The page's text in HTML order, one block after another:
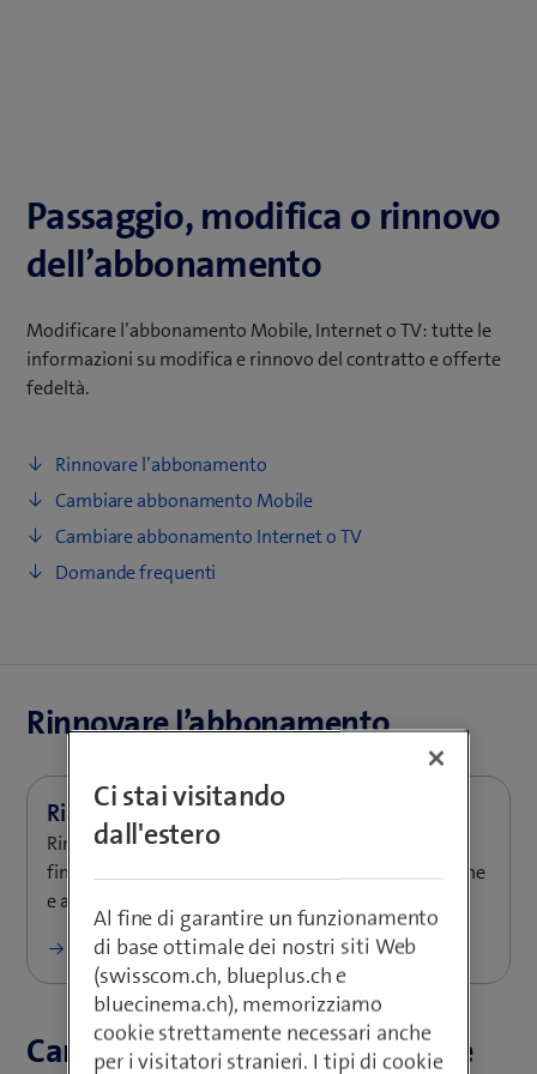
Passaggio, modifica o rinnovo
dell’abbonamento
Modificare l’abbonamento Mobile, Internet o TV: tutte le
informazioni su modifica e rinnovo del contratto e offerte
fedeltà.
Rinnovare l’abbonamento
Cambiare abbonamento Mobile
Cambiare abbonamento Internet o TV
Domande frequenti
Rinnovare l’abbonamento
Rinnova il tuo abbonamento Mobile. Approfitta di
fino a CHF 1’000.– di sconto su un nuovo smartphone
e altre offerte fedelta.
Approfitta dell’offerta fedeltà
Cambiare abbonamento Mobile
Ci stai visitando
dall'estero
Al fine di garantire un funzionamento
di base ottimale dei nostri siti Web
(swisscom.ch, blueplus.ch e
bluecinema.ch), memorizziamo
cookie strettamente necessari anche
per i visitatori stranieri. I tipi di cookie